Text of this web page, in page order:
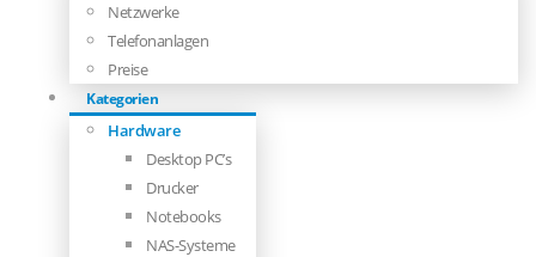
Netzwerke
Telefonanlagen
Preise
Kategorien
Hardware
Desktop PC’s
Drucker
Notebooks
NAS-Systeme